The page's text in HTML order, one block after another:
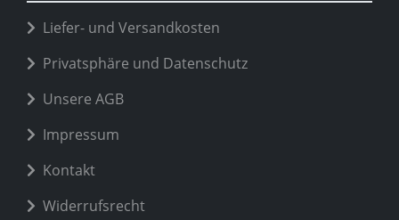
Liefer- und Versandkosten
Privatsphäre und Datenschutz
Unsere AGB
Impressum
Kontakt
Widerrufsrecht